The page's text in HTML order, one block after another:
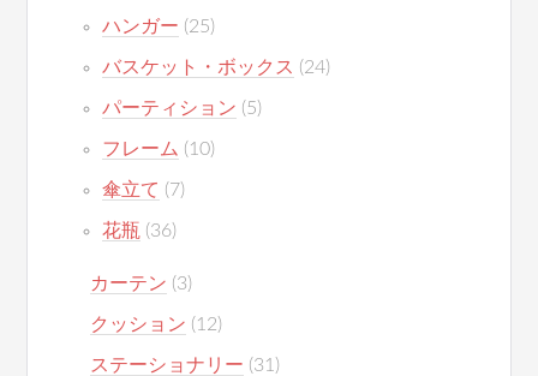
ハンガー (25)
バスケット・ボックス (24)
パーティション (5)
フレーム (10)
傘立て (7)
花瓶 (36)
カーテン (3)
クッション (12)
ステーショナリー (31)